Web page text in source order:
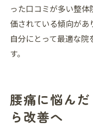
った口コミが多い整
価されている傾向があ
自分にとって最適な
す。
腰痛に悩ん
ら改善へ